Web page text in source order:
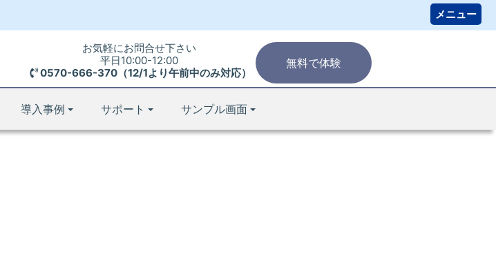
無料で体験
お気軽にお問合せ下さい
平日10:00-12:00
0570-666-370（12/1より午前中のみ対応）
導入事例 サポート サンプル画面